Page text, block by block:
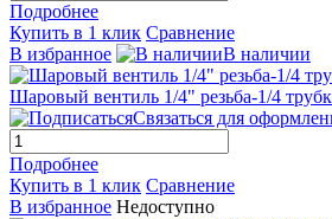
Подробнее
Купить в 1 клик Сравнение
В избранное
В наличии
Шаровый вентиль 1/4" резьба-1/4
Связаться для
Подробнее
Купить в 1 клик Сравнение
В избранное Недоступно